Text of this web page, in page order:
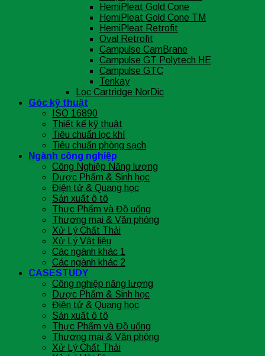
HemiPleat Gold Cone
HemiPleat Gold Cone TM
HemiPleat Retrofit
Oval Retrofit
Campulse CamBrane
Campulse GT Polytech HE
Campulse GTC
Tenkay
Lọc Cartridge NorDic
Góc kỹ thuật
ISO 16890
Thiết kế kỹ thuật
Tiêu chuẩn lọc khí
Tiêu chuẩn phòng sạch
Ngành công nghiệp
Công Nghiệp Năng lượng
Dược Phẩm & Sinh học
Điện tử & Quang học
Sản xuất ô tô
Thực Phẩm và Đồ uống
Thương mại & Văn phòng
Xử Lý Chất Thải
Xử Lý Vật liệu
Các ngành khác 1
Các ngành khác 2
CASESTUDY
Công nghiệp năng lượng
Dược Phẩm & Sinh học
Điện tử & Quang học
Sản xuất ô tô
Thực Phẩm và Đồ uống
Thương mại & Văn phòng
Xử Lý Chất Thải